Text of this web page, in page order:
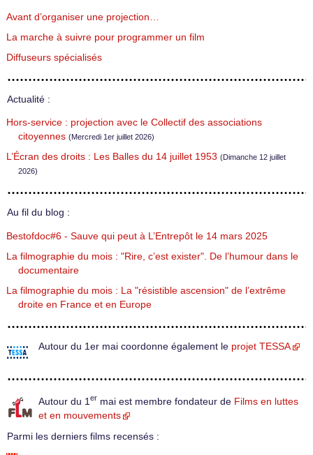
Avant d’organiser une projection…
La marche à suivre pour programmer un film
Diffuseurs spécialisés
Actualité :
Hors-service : projection avec le Collectif des associations
citoyennes (Mercredi 1er juillet 2026)
L’Écran des droits : Les Balles du 14 juillet 1953 (Dimanche 12 juillet
2026)
Au fil du blog :
Bestofdoc#6 - Sauve qui peut à L’Entrepôt le 14 mars 2025
La filmographie du mois : "Rire, c’est exister". De l’humour dans le
documentaire
La filmographie du mois : La "résistible ascension" de l’extrême
droite en France et en Europe
Autour du 1er mai coordonne également le projet TESSA
Autour du 1 er mai est membre fondateur de Films en luttes
et en mouvements
Parmi les derniers films recensés :